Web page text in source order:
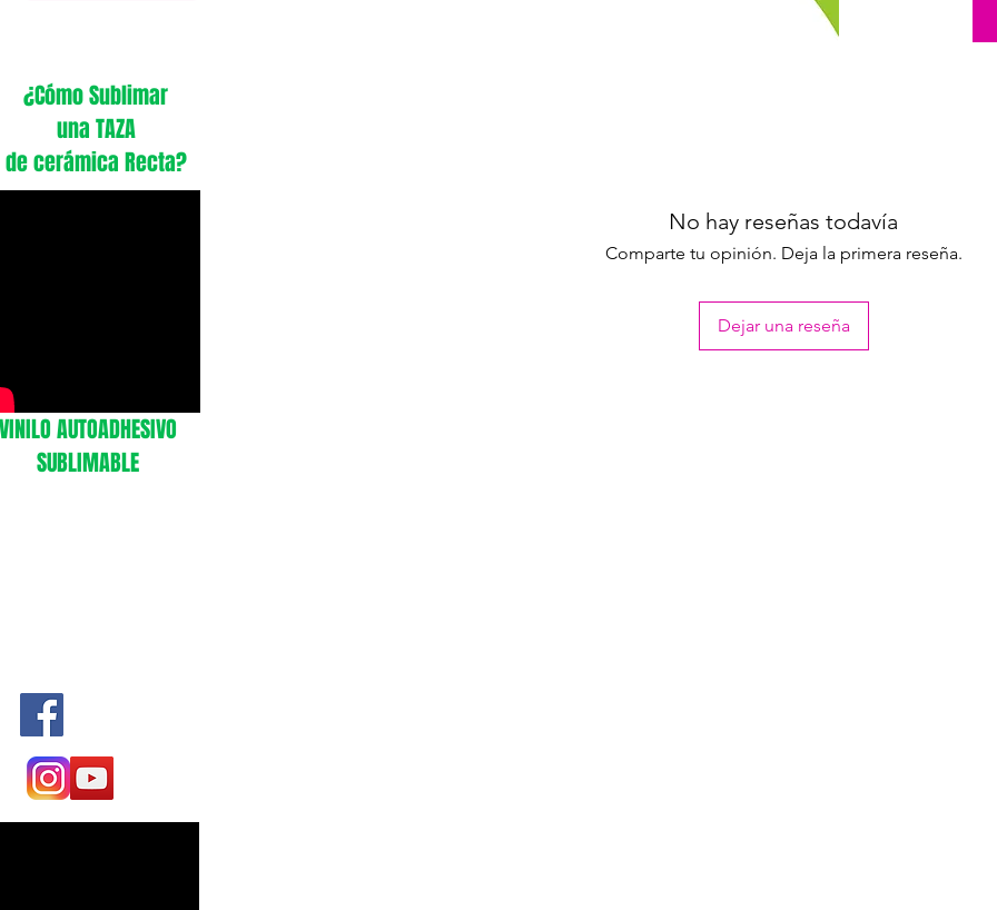
No hay reseñas todavía
Comparte tu opinión. Deja la primera reseña.
Dejar una reseña
¿Cómo Sublimar
una TAZA
de cerámica Recta?
VINILO AUTOADHESIVO
SUBLIMABLE